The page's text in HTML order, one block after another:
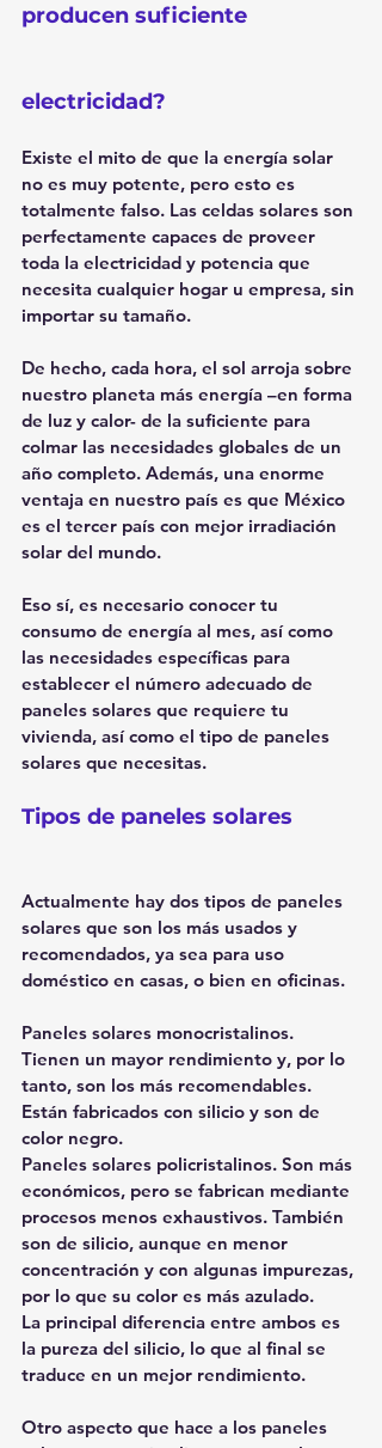
producen suficiente
electricidad?
Existe el mito de que la energía solar
no es muy potente, pero esto es
totalmente falso. Las celdas solares son
perfectamente capaces de proveer
toda la electricidad y potencia que
necesita cualquier hogar u empresa, sin
importar su tamaño.
De hecho, cada hora, el sol arroja sobre
nuestro planeta más energía –en forma
de luz y calor- de la suficiente para
colmar las necesidades globales de un
año completo. Además, una enorme
ventaja en nuestro país es que México
es el tercer país con mejor irradiación
solar del mundo.
Eso sí, es necesario conocer tu
consumo de energía al mes, así como
las necesidades específicas para
establecer el número adecuado de
paneles solares que requiere tu
vivienda, así como el tipo de paneles
solares que necesitas.
Tipos de paneles solares
Actualmente hay dos tipos de paneles
solares que son los más usados y
recomendados, ya sea para uso
doméstico en casas, o bien en oficinas.
Paneles solares monocristalinos.
Tienen un mayor rendimiento y, por lo
tanto, son los más recomendables.
Están fabricados con silicio y son de
color negro.
Paneles solares policristalinos. Son más
económicos, pero se fabrican mediante
procesos menos exhaustivos. También
son de silicio, aunque en menor
concentración y con algunas impurezas,
por lo que su color es más azulado.
La principal diferencia entre ambos es
la pureza del silicio, lo que al final se
traduce en un mejor rendimiento.
Otro aspecto que hace a los paneles